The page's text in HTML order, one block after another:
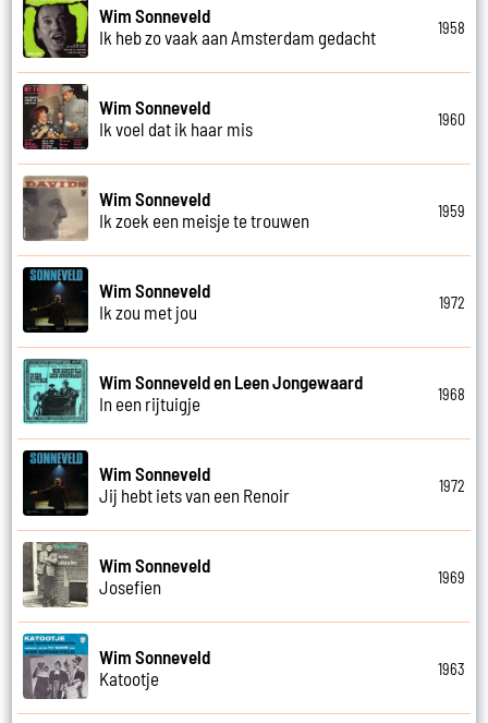
Wim Sonneveld
Ik heb zo vaak aan Amsterdam gedacht
1958
Wim Sonneveld
Ik voel dat ik haar mis
1960
Wim Sonneveld
Ik zoek een meisje te trouwen
1959
Wim Sonneveld
Ik zou met jou
1972
Wim Sonneveld en Leen Jongewaard
In een rijtuigje
1968
Wim Sonneveld
Jij hebt iets van een Renoir
1972
Wim Sonneveld
Josefien
1969
Wim Sonneveld
Katootje
1963